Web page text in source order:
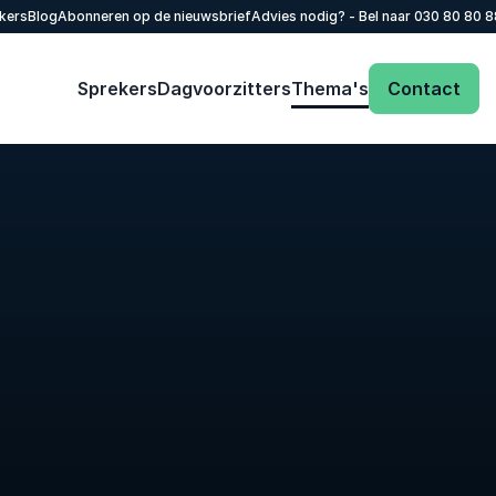
BlogAbonneren op de nieuwsbriefAdvies nodig? - Bel naar 030 80 80
SprekersDagvoorzittersThema's Contact